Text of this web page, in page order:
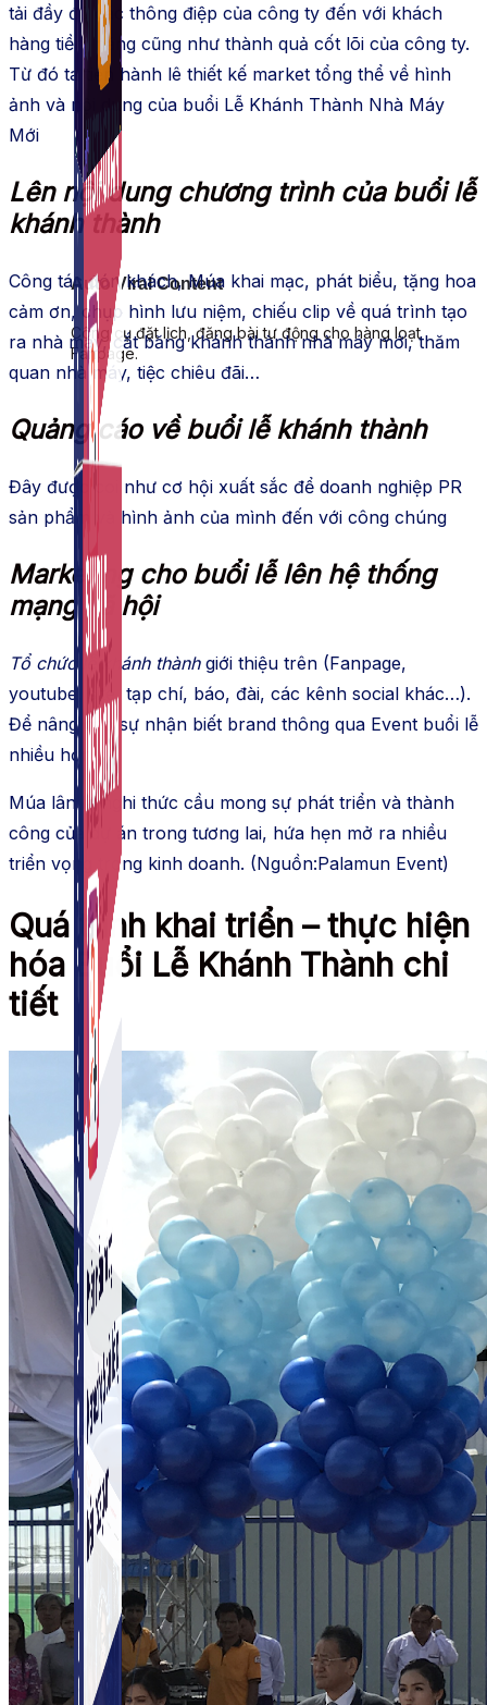
Simple Instagram
Phần mềm gửi follow, nhắn tin, nuôi nick Instagram.
Auto Viral Content
Công cụ đặt lịch, đăng bài tự động cho hàng loạt
Fanpage.
tải đầy đủ các thông điệp của công ty đến với khách
hàng tiềm năng cũng như thành quả cốt lõi của công ty.
Từ đó ta tiến hành lê thiết kế market tổng thể về hình
ảnh và nội dung của buổi Lễ Khánh Thành Nhà Máy
Mới
Lên nội dung chương trình của buổi lễ
khánh thành
Công tác đón khách, Múa khai mạc, phát biểu, tặng hoa
cảm ơn, chụp hình lưu niệm, chiếu clip về quá trình tạo
ra nhà máy, cắt băng khánh thành nhà máy mới, thăm
quan nhà máy, tiệc chiêu đãi…
Quảng cáo về buổi lễ khánh thành
Đây được coi như cơ hội xuất sắc để doanh nghiệp PR
sản phẩm và hình ảnh của mình đến với công chúng
Marketing cho buổi lễ lên hệ thống
mạng xã hội
Tổ chức lễ khánh thành giới thiệu trên (Fanpage,
youtube, site, tạp chí, báo, đài, các kênh social khác…).
Để nâng cao sự nhận biết brand thông qua Event buổi lễ
nhiều hơn.. .
Múa lân là nghi thức cầu mong sự phát triển và thành
công của dự án trong tương lai, hứa hẹn mở ra nhiều
triển vọng trong kinh doanh. (Nguồn:Palamun Event)
Quá trình khai triển – thực hiện
hóa Buổi Lễ Khánh Thành chi
tiết